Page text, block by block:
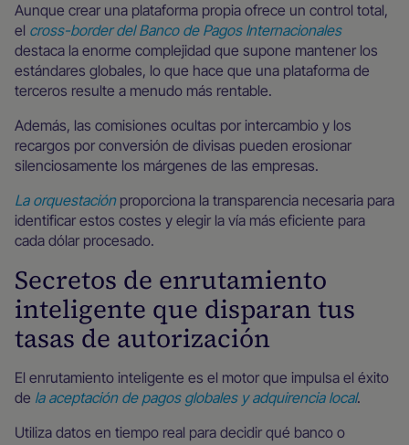
Aunque crear una plataforma propia ofrece un control total,
el cross-border del Banco de Pagos Internacionales
destaca la enorme complejidad que supone mantener los
estándares globales, lo que hace que una plataforma de
terceros resulte a menudo más rentable.
Además, las comisiones ocultas por intercambio y los
recargos por conversión de divisas pueden erosionar
silenciosamente los márgenes de las empresas.
La orquestaciónproporciona la transparencia necesaria para
identificar estos costes y elegir la vía más eficiente para
cada dólar procesado.
Secretos de enrutamiento
inteligente que disparan tus
tasas de autorización
El enrutamiento inteligente es el motor que impulsa el éxito
de la aceptación de pagos globales y adquirencia local.
Utiliza datos en tiempo real para decidir qué banco o